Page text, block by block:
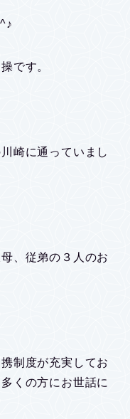
です。
崎に通っていまし
、従弟の３人のお
制度が充実してお
くの方にお世話に